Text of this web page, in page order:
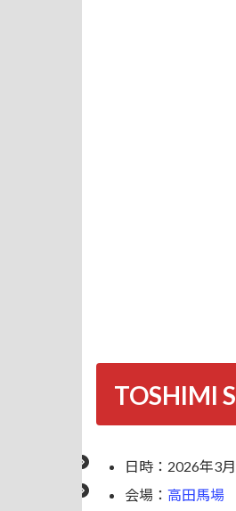
TOSHIMI
日時：2026年3
会場： 高田馬場